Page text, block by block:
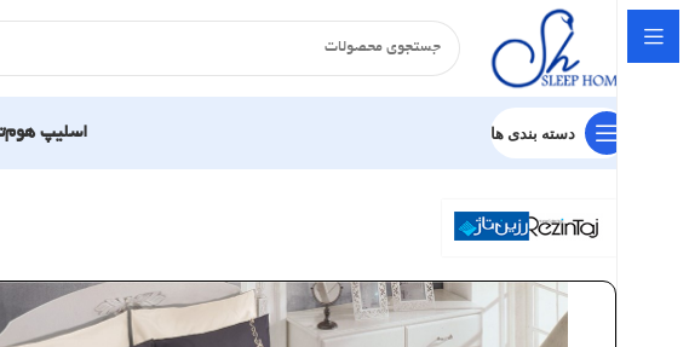
دسته بندی ها اسلیپ هوم
خانه سرویس لحاف